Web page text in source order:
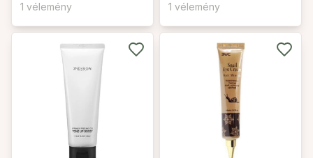
1 vélemény 1 vélemény